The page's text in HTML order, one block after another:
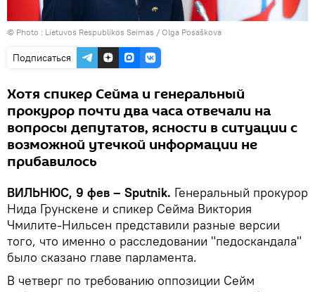
© Photo : Lietuvos Respublikos Seimas / Olga Posaškova
Подписаться
Хотя спикер Сейма и генеральный
прокурор почти два часа отвечали на
вопросы депутатов, ясности в ситуации с
возможной утечкой информации не
прибавилось
ВИЛЬНЮС, 9 фев – Sputnik. Генеральный прокурор
Нида Грунскене и спикер Сейма Виктория
Чмилите-Нильсен представили разные версии
того, что именно о расследовании "педоскандала"
было сказано главе парламента.
В четверг по требованию оппозиции Сейм